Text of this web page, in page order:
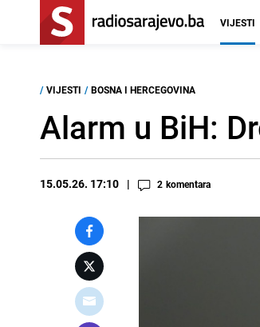
VIJESTI
/ VIJESTI / BOSNA I HERCEGOVINA
Alarm u BiH:
15.05.26. 17:10 2 komentara